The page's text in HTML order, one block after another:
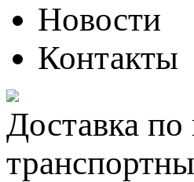
Новости
Контакты
Доставка по